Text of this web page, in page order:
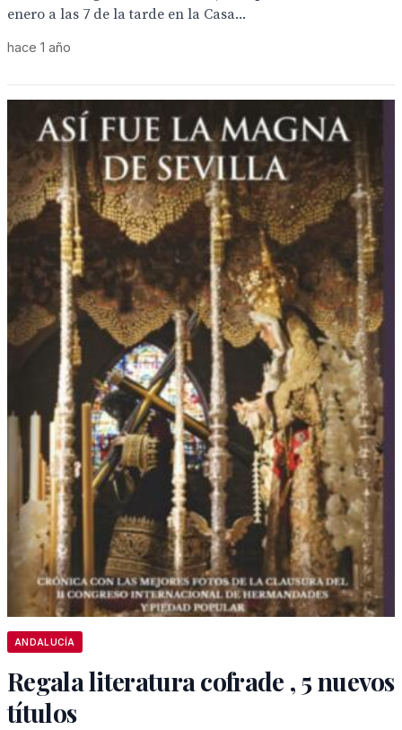
enero a las 7 de la tarde en la Casa...
hace 1 año
ANDALUCÍA
Regala literatura cofrade , 5 nuevos
títulos